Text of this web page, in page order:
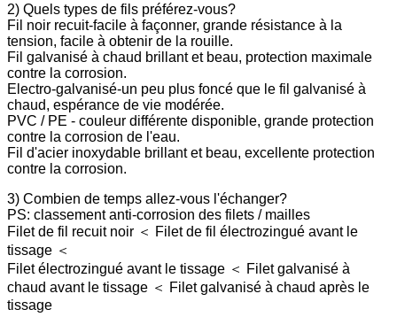
2) Quels types de fils préférez-vous?
Fil noir recuit-facile à façonner, grande résistance à la
tension, facile à obtenir de la rouille.
Fil galvanisé à chaud brillant et beau, protection maximale
contre la corrosion.
Electro-galvanisé-un peu plus foncé que le fil galvanisé à
chaud, espérance de vie modérée.
PVC / PE - couleur différente disponible, grande protection
contre la corrosion de l'eau.
Fil d'acier inoxydable brillant et beau, excellente protection
contre la corrosion.
3) Combien de temps allez-vous l'échanger?
PS: classement anti-corrosion des filets / mailles
Filet de fil recuit noir ＜ Filet de fil électrozingué avant le
tissage ＜
Filet électrozingué avant le tissage ＜ Filet galvanisé à
chaud avant le tissage ＜ Filet galvanisé à chaud après le
tissage